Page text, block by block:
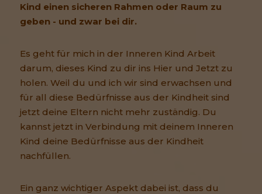
Kind einen sicheren Rahmen oder Raum zu
geben - und zwar bei dir.
Es geht für mich in der Inneren Kind Arbeit
darum, dieses Kind zu dir ins Hier und Jetzt zu
holen. Weil du und ich wir sind erwachsen und
für all diese Bedürfnisse aus der Kindheit sind
jetzt deine Eltern nicht mehr zuständig. Du
kannst jetzt in Verbindung mit deinem Inneren
Kind deine Bedürfnisse aus der Kindheit
nachfüllen.
Ein ganz wichtiger Aspekt dabei ist, dass du